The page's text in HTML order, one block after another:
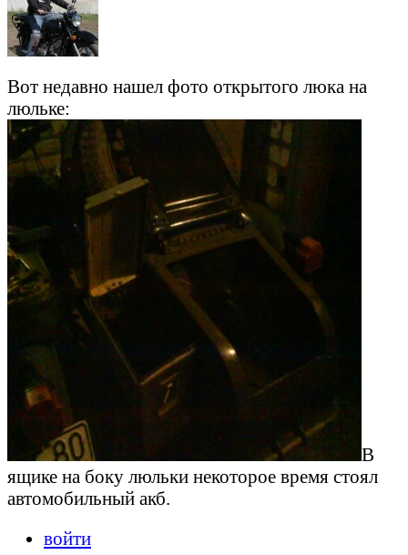
Вот недавно нашел фото открытого люка на
люльке:
В
ящике на боку люльки некоторое время стоял
автомобильный акб.
войти